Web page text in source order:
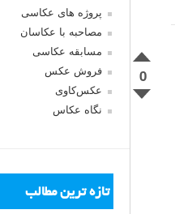
0
پروژه های عکاسی
مصاحبه با عکاسان
مسابقه عکاسی
فروش عکس
عکس‌کاوی
نگاه عکاس
تازه ترین مطالب